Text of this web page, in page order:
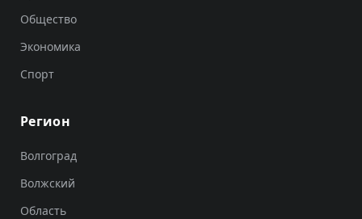
Общество
Экономика
Спорт
Регион
Волгоград
Волжский
Область